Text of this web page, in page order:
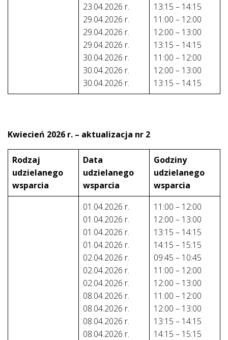
23.04.2026 r.
29.04.2026 r.
29.04.2026 r.
29.04.2026 r.
30.04.2026 r.
30.04.2026 r.
30.04.2026 r.
13:15 – 14:15
11:00 – 12:00
12:00 – 13:00
13:15 – 14:15
11:00 – 12:00
12:00 – 13:00
13:15 – 14:15
Kwiecień 2026 r. – aktualizacja nr 2
Rodzaj
udzielanego
wsparcia
Data
udzielanego
wsparcia
Godziny
udzielanego
wsparcia
01.04.2026 r.
01.04.2026 r.
01.04.2026 r.
01.04.2026 r.
02.04.2026 r.
02.04.2026 r.
02.04.2026 r.
08.04.2026 r.
08.04.2026 r.
08.04.2026 r.
08.04.2026 r.
11:00 – 12:00
12:00 – 13:00
13:15 – 14:15
14:15 – 15:15
09:45 – 10:45
11:00 – 12:00
12:00 – 13:00
11:00 – 12:00
12:00 – 13:00
13:15 – 14:15
14:15 – 15:15